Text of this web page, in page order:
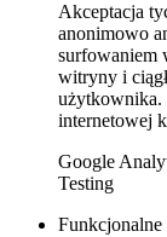
Akceptacja
anonimowo
surfowaniem
witryny i
użytkownika.
internetowej
Google
Testing
Funkcjonalne